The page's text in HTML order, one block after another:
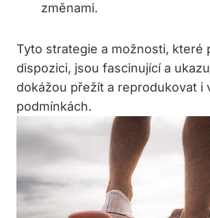
změnami.
Tyto strategie a možnosti, které
dispozici, jsou fascinující a
dokážou přežít a reprodukovat i
podmínkách.